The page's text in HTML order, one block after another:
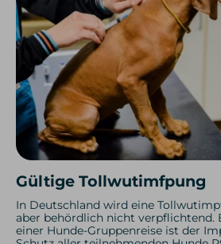
Gültige Tollwutimfpung
In Deutschland wird eine
aber behördlich nicht verpflichtend.
einer Hunde-Gruppenreise ist der